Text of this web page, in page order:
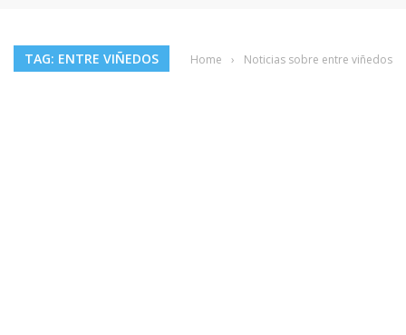
TAG: ENTRE VIÑEDOS Home › Noticias sobre entre viñedos